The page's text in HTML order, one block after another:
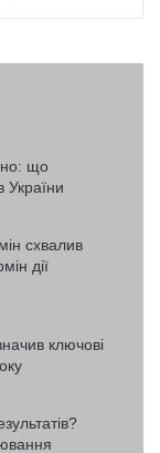
що
України
схвалив
дії
ключові